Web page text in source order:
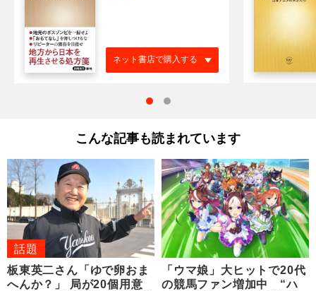
ネット書店で購入する
こんな記事も読まれています
話題
板東英二さん「ゆで卵おま
へんか？」 局が20個用意
「ウマ娘」大ヒットで20代
の競馬ファン増加中 “ハ